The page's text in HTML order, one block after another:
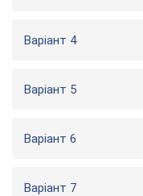
Варіант 4
Варіант 5
Варіант 6
Варіант 7